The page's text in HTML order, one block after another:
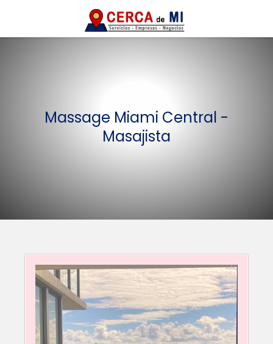
Massage Miami Central -
Masajista